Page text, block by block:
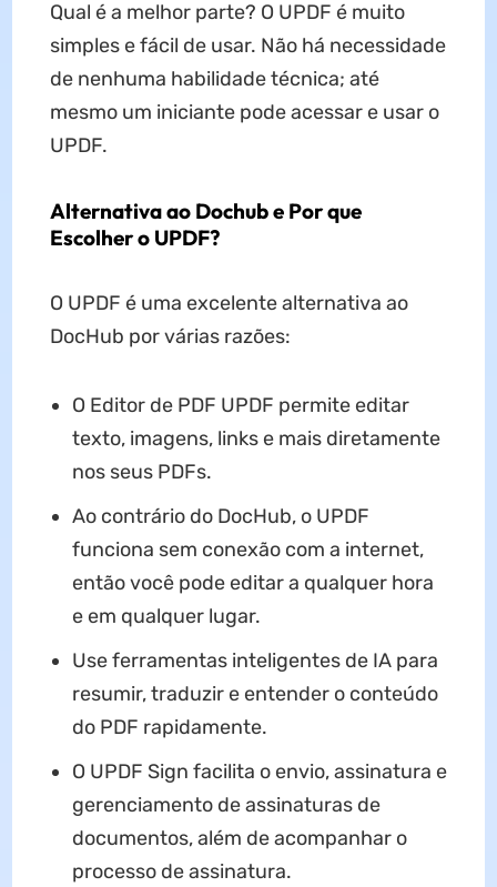
Qual é a melhor parte? O UPDF é muito
simples e fácil de usar. Não há necessidade
de nenhuma habilidade técnica; até
mesmo um iniciante pode acessar e usar o
UPDF.
Alternativa ao Dochub e Por que
Escolher o UPDF?
O UPDF é uma excelente alternativa ao
DocHub por várias razões:
O Editor de PDF UPDF permite editar
texto, imagens, links e mais diretamente
nos seus PDFs.
Ao contrário do DocHub, o UPDF
funciona sem conexão com a internet,
então você pode editar a qualquer hora
e em qualquer lugar.
Use ferramentas inteligentes de IA para
resumir, traduzir e entender o conteúdo
do PDF rapidamente.
O UPDF Sign facilita o envio, assinatura e
gerenciamento de assinaturas de
documentos, além de acompanhar o
processo de assinatura.